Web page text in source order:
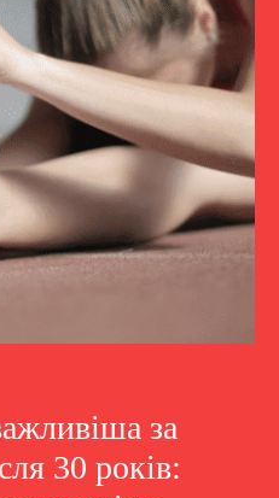
за
30 років: